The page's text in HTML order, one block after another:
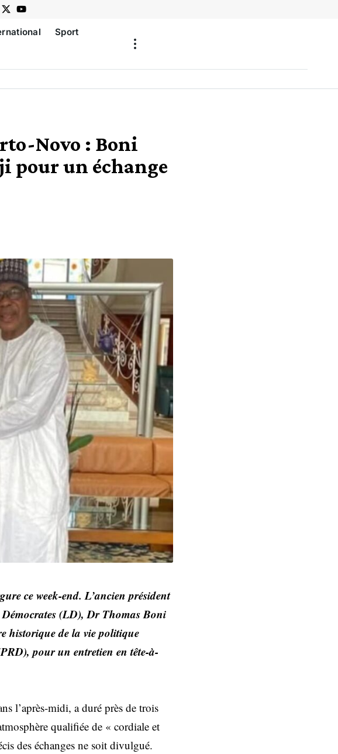
Sport
Novo : Boni
pour un échange
ce week-end. L’ancien président
(LD), Dr Thomas Boni
historique de la vie politique
pour un entretien en tête-à-
l’après-midi, a duré près de trois
qualifiée de « cordiale et
des échanges ne soit divulgué.